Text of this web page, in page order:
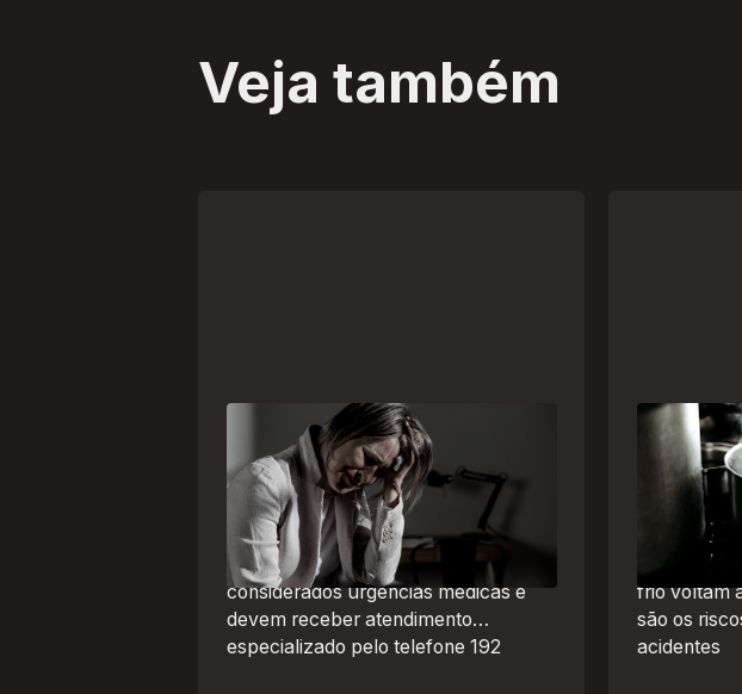
Veja também
Crise psiquiátrica é urgência
médica: saiba como o SAMU atua
nesses casos
Surtos, tentativas de suicídio e
episódios de agitação intensa são
considerados urgências médicas e
devem receber atendimento
especializado pelo telefone 192
Frio leva
para se
de
O inverno
práticas
frio voltam
são os
acidentes